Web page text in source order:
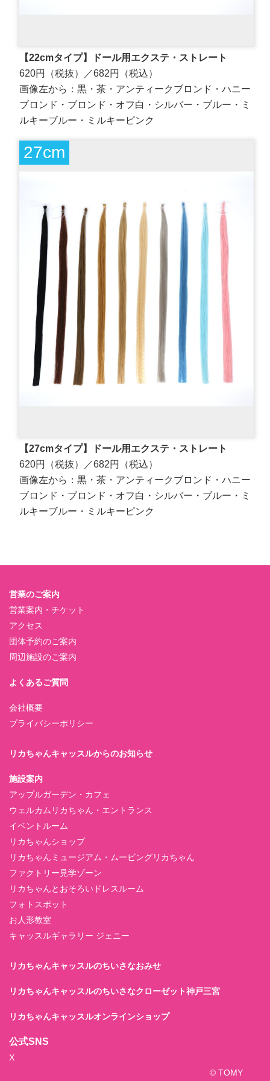
【22cmタイプ】ドール用エクステ・ストレート
620円（税抜）／682円（税込）
画像左から：黒・茶・アンティークブロンド・ハニー
ブロンド・ブロンド・オフ白・シルバー・ブルー・ミ
ルキーブルー・ミルキーピンク
27cm
【27cmタイプ】ドール用エクステ・ストレート
620円（税抜）／682円（税込）
画像左から：黒・茶・アンティークブロンド・ハニー
ブロンド・ブロンド・オフ白・シルバー・ブルー・ミ
ルキーブルー・ミルキーピンク
営業のご案内
営業案内・チケット
アクセス
団体予約のご案内
周辺施設のご案内
よくあるご質問
会社概要
プライバシーポリシー
リカちゃんキャッスルからのお知らせ
施設案内
アップルガーデン・カフェ
ウェルカムリカちゃん・エントランス
イベントルーム
リカちゃんショップ
リカちゃんミュージアム・ムービングリカちゃん
ファクトリー見学ゾーン
リカちゃんとおそろいドレスルーム
フォトスポット
お人形教室
キャッスルギャラリー ジェニー
リカちゃんキャッスルのちいさなおみせ
リカちゃんキャッスルのちいさなクローゼット神戸三宮
リカちゃんキャッスルオンラインショップ
公式SNS
X
© TOMY